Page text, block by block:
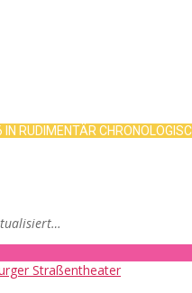
RUDIMENTÄR